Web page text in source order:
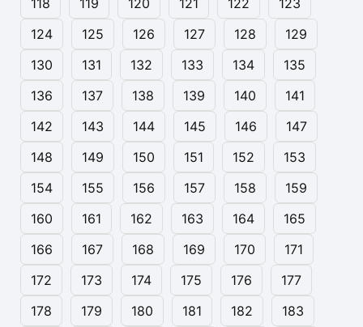
118
119 120 121 122
123
124
125 126 127 128
129
130
131 132 133 134
135
136
137 138 139 140
141
142
143 144 145 146
147
148
149 150 151 152
153
154
155 156 157 158
159
160
161 162 163 164
165
166
167 168 169 170
171
172
173 174 175 176
177
178
179 180 181 182
183